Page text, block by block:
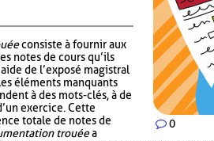
0
consiste à fournir aux
notes de cours qu’ils
de l’exposé magistral
éléments manquants
à des mots-clés, à de
exercice. Cette
totale de notes de
trouéea